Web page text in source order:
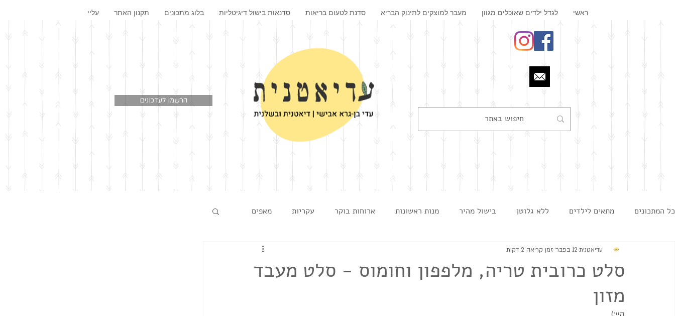
ראשי לגדל ילדים שאוכלים מגוון מעבר למוצקים לתינוק הבריא סדנת לטעום בריאות סדנאות בישול דיגיטליות בלוג מתכונים תקנון האתר עליי
הרשמו לעדכונים
כל המתכונים מתאים לילדים ללא גלוטן בישול מהיר מנות ראשונות ארוחות בוקר עקריות מאפים
גבינות וממרחים מרקים
סלט כרובית טריה, מלפפון וחומוס - סלט מעבד
מזון
עדיאטנית 12 בפבר׳ זמן קריאה 2 דקות